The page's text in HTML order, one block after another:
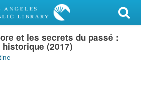
et les secrets du passé :
historique (2017)